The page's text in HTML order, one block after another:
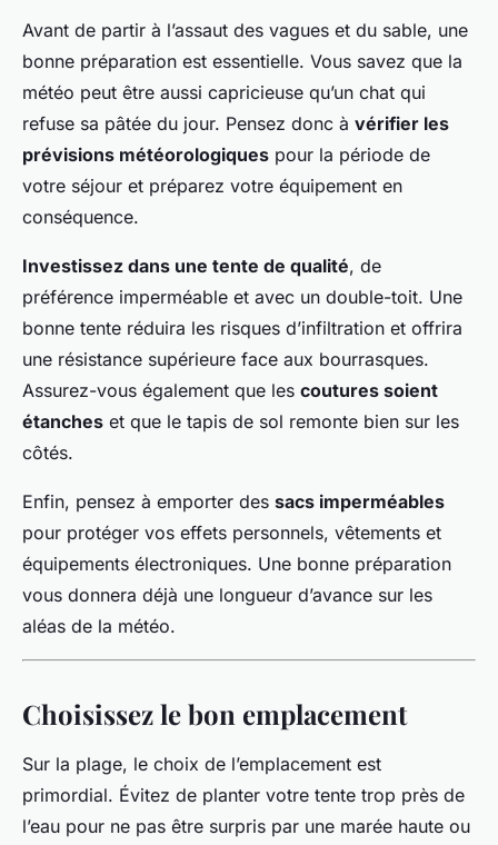
Avant de partir à l’assaut des vagues et du sable, une
bonne préparation est essentielle. Vous savez que la
météo peut être aussi capricieuse qu’un chat qui
refuse sa pâtée du jour. Pensez donc à vérifier les
prévisions météorologiques pour la période de
votre séjour et préparez votre équipement en
conséquence.
Investissez dans une tente de qualité, de
préférence imperméable et avec un double-toit. Une
bonne tente réduira les risques d’infiltration et offrira
une résistance supérieure face aux bourrasques.
Assurez-vous également que les coutures soient
étanches et que le tapis de sol remonte bien sur les
côtés.
Enfin, pensez à emporter des sacs imperméables
pour protéger vos effets personnels, vêtements et
équipements électroniques. Une bonne préparation
vous donnera déjà une longueur d’avance sur les
aléas de la météo.
Choisissez le bon emplacement
Sur la plage, le choix de l’emplacement est
primordial. Évitez de planter votre tente trop près de
l’eau pour ne pas être surpris par une marée haute ou